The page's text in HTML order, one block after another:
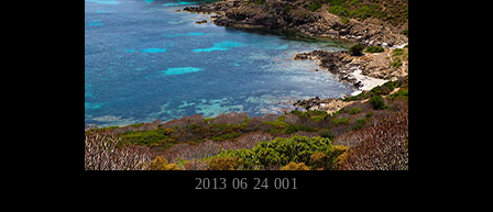
2013 06 24 001